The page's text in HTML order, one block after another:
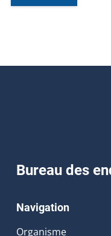
Bureau des
Navigation
Organisme